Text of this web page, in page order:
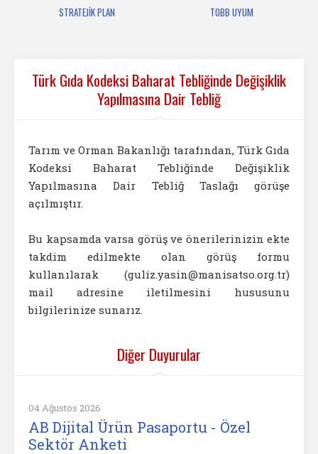
STRATEJİK PLAN TOBB UYUM
Türk Gıda Kodeksi Baharat Tebliğinde Değişiklik
Yapılmasına Dair Tebliğ
Tarım ve Orman Bakanlığı tarafından, Türk Gıda
Kodeksi Baharat Tebliğinde Değişiklik
Yapılmasına Dair Tebliğ Taslağı görüşe
açılmıştır.
Bu kapsamda varsa görüş ve önerilerinizin ekte
takdim edilmekte olan görüş formu
kullanılarak (guliz.yasin@manisatso.org.tr)
mail adresine iletilmesini hususunu
bilgilerinize sunarız.
Diğer Duyurular
04 Ağustos 2026
AB Dijital Ürün Pasaportu - Özel
Sektör Anketi